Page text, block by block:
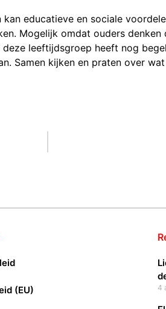
educatieve en sociale
Mogelijk omdat ouders denken
leeftijdsgroep heeft nog
Samen kijken en praten over
(EU) 4